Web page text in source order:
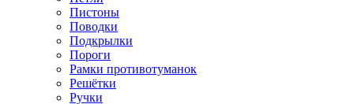
Пистоны
Поводки
Подкрылки
Пороги
Рамки противотуманок
Решётки
Ручки